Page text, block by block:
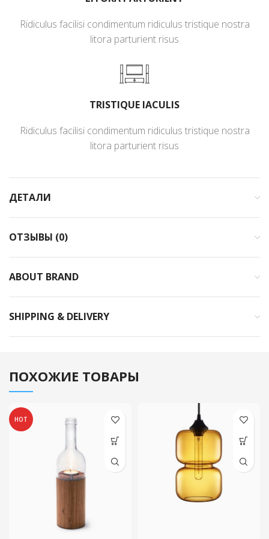
Ridiculus facilisi condimentum ridiculus tristique nostra
litora parturient risus
TRISTIQUE IACULIS
Ridiculus facilisi condimentum ridiculus tristique nostra
litora parturient risus
ДЕТАЛИ
ОТЗЫВЫ (0)
ABOUT BRAND
SHIPPING & DELIVERY
ПОХОЖИЕ ТОВАРЫ
HOT